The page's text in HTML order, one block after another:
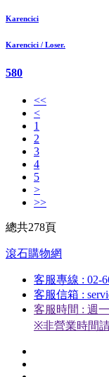
Karencici
Karencici / Loser.
580
<<
<
1
2
3
4
5
>
>>
總共278頁
滾石購物網
客服專線 : 02-
客服信箱 :
客服時間 : 週
※非營業時間